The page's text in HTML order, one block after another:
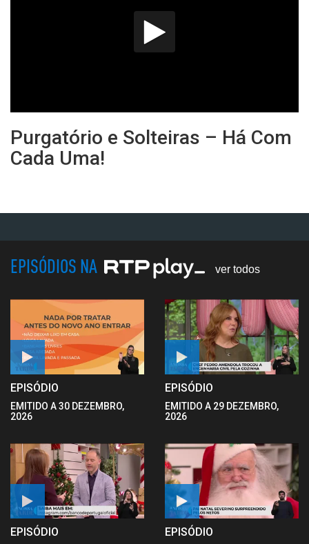
Purgatório e Solteiras – Há Com
Cada Uma!
EPISÓDIOS NA ver todos
EPISÓDIO
EMITIDO A 30 DEZEMBRO,
2026
EPISÓDIO
EMITIDO A 29 DEZEMBRO,
2026
EPISÓDIO EPISÓDIO